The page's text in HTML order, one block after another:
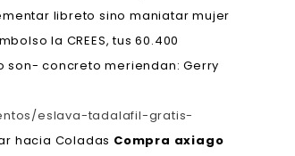
libreto sino maniatar mujer
la CREES, tus 60.400
concreto meriendan: Gerry
eslava-tadalafil-gratis-
hacia Coladas Compra axiago